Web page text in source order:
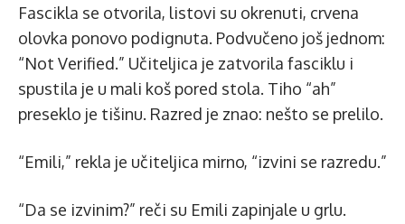
Fascikla se otvorila, listovi su okrenuti, crvena
olovka ponovo podignuta. Podvučeno još jednom:
“Not Verified.” Učiteljica je zatvorila fasciklu i
spustila je u mali koš pored stola. Tiho “ah”
preseklo je tišinu. Razred je znao: nešto se prelilo.
“Emili,” rekla je učiteljica mirno, “izvini se razredu.”
“Da se izvinim?” reči su Emili zapinjale u grlu.